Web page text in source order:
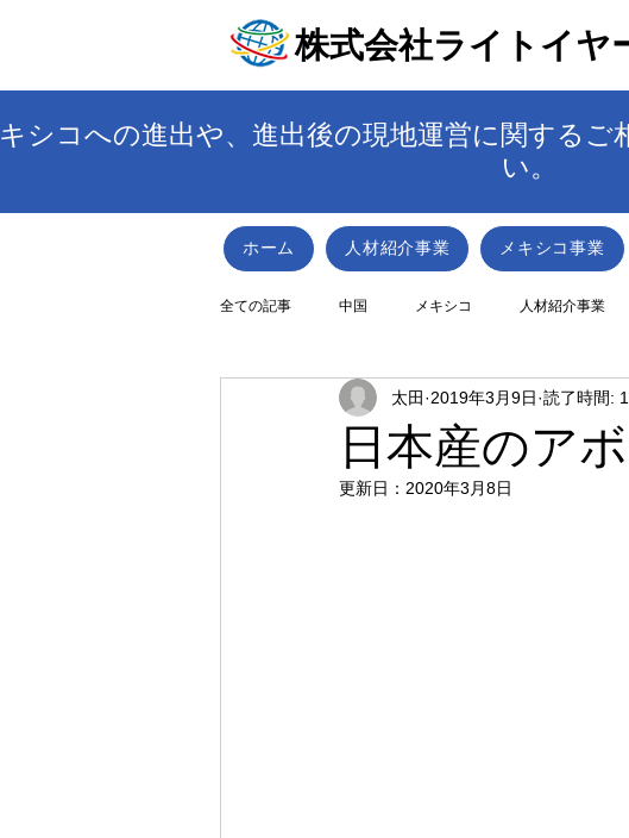
株式会社ライトイヤ
全ての記事 中国 メキシコ 人材紹介事業
日本産のア
太田 2019年3月9日 読了時間:
更新日： 2020年3月8日
シコへの進出や、進出後の現地運営に関するご
い。
ホーム 人材紹介事業 メキシコ事業